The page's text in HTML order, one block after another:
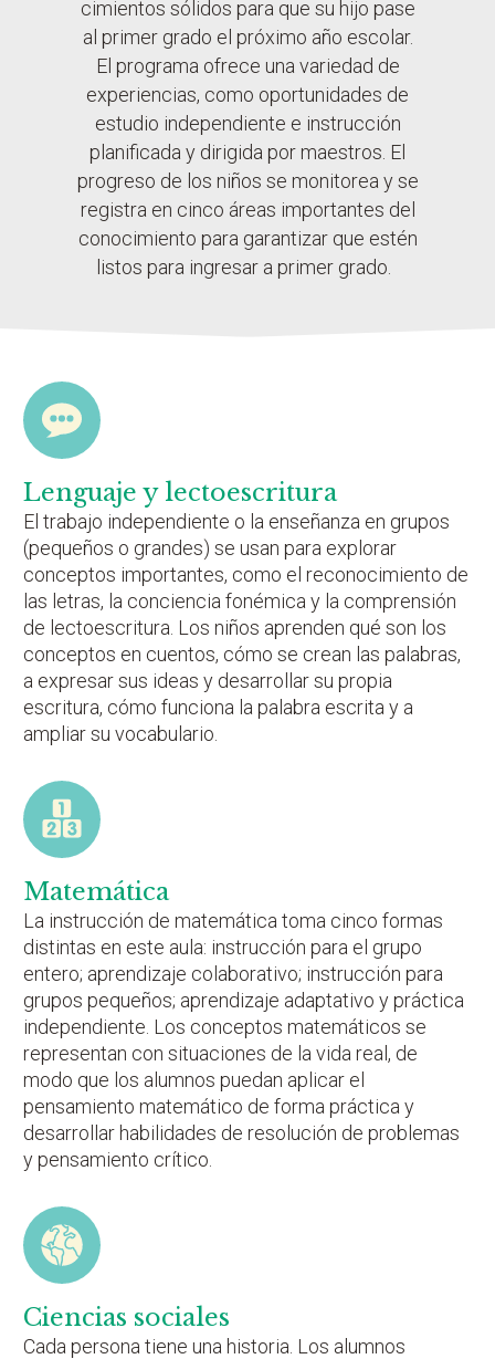
cimientos sólidos para que su hijo pase
al primer grado el próximo año escolar.
El programa ofrece una variedad de
experiencias, como oportunidades de
estudio independiente e instrucción
planificada y dirigida por maestros. El
progreso de los niños se monitorea y se
registra en cinco áreas importantes del
conocimiento para garantizar que estén
listos para ingresar a primer grado.
Lenguaje y lectoescritura
El trabajo independiente o la enseñanza en grupos
(pequeños o grandes) se usan para explorar
conceptos importantes, como el reconocimiento de
las letras, la conciencia fonémica y la comprensión
de lectoescritura. Los niños aprenden qué son los
conceptos en cuentos, cómo se crean las palabras,
a expresar sus ideas y desarrollar su propia
escritura, cómo funciona la palabra escrita y a
ampliar su vocabulario.
Matemática
La instrucción de matemática toma cinco formas
distintas en este aula: instrucción para el grupo
entero; aprendizaje colaborativo; instrucción para
grupos pequeños; aprendizaje adaptativo y práctica
independiente. Los conceptos matemáticos se
representan con situaciones de la vida real, de
modo que los alumnos puedan aplicar el
pensamiento matemático de forma práctica y
desarrollar habilidades de resolución de problemas
y pensamiento crítico.
Ciencias sociales
Cada persona tiene una historia. Los alumnos